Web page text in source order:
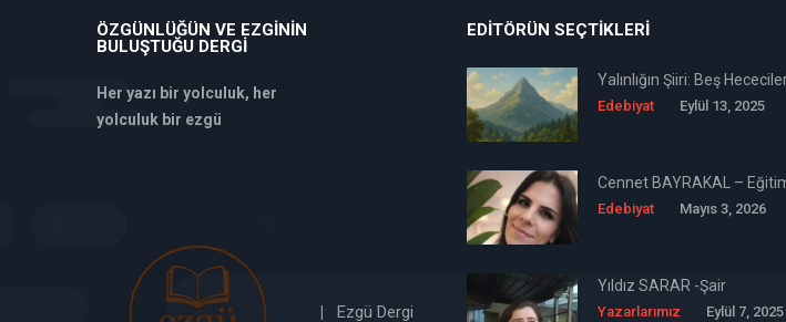
ÖZGÜNLÜĞÜN VE EZGININ
BULUŞTUĞU DERGI
Her yazı bir yolculuk, her
yolculuk bir ezgü
deneme
bonusu
| Ezgü Dergi
EDITÖRÜN SEÇTIKLERI
Yalınlığın Şiiri: Beş
Edebiyat Eylül 13, 2025
Cennet BAYRAKAL –
Edebiyat Mayıs 3, 2026
Yıldız SARAR -Şair
Yazarlarımız Eylül 7, 2025